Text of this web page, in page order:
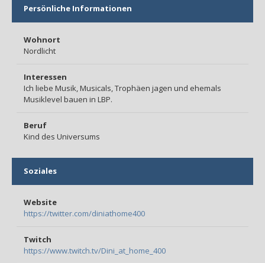
Persönliche Informationen
Wohnort
Nordlicht
Interessen
Ich liebe Musik, Musicals, Trophäen jagen und ehemals
Musiklevel bauen in LBP.
Beruf
Kind des Universums
Soziales
Website
https://twitter.com/diniathome400
Twitch
https://www.twitch.tv/Dini_at_home_400